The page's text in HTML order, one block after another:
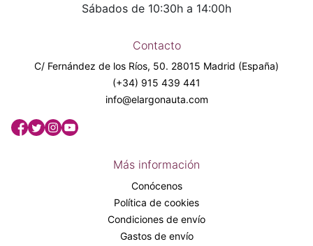
Sábados de 10:30h a 14:00h
Contacto
C/ Fernández de los Ríos, 50. 28015 Madrid (España)
(+34) 915 439 441
info@elargonauta.com
Más información
Conócenos
Política de cookies
Condiciones de envío
Gastos de envío